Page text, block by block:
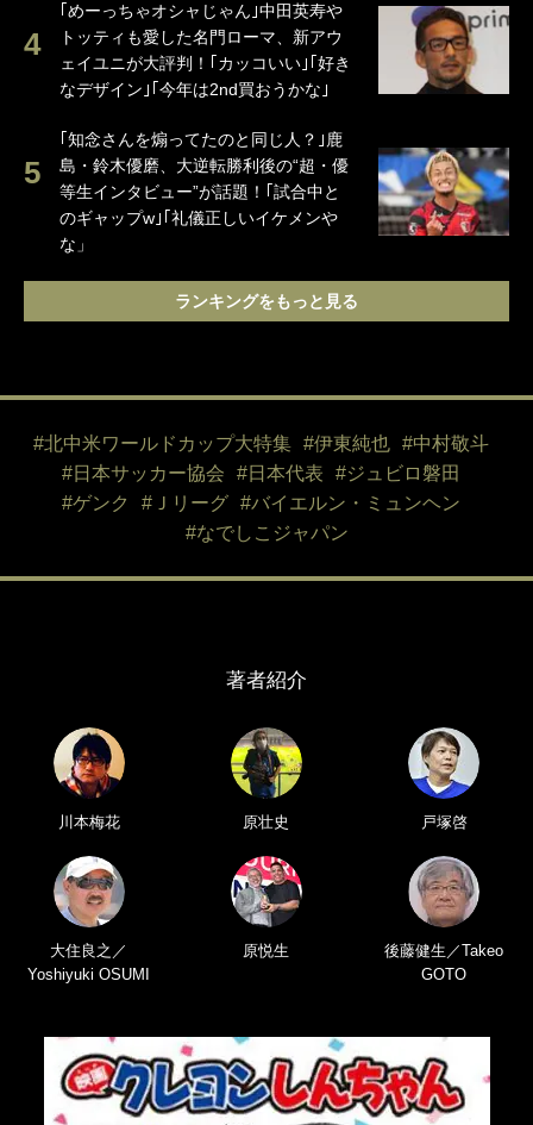
｢めーっちゃオシャじゃん｣中田英寿や
トッティも愛した名門ローマ、新アウ
ェイユニが大評判！｢カッコいい｣｢好き
なデザイン｣｢今年は2nd買おうかな｣
｢知念さんを煽ってたのと同じ人？｣鹿
島・鈴木優磨、大逆転勝利後の“超・優
等生インタビュー”が話題！｢試合中と
のギャップw｣｢礼儀正しいイケメンや
な」
ランキングをもっと見る
#北中米ワールドカップ大特集 #伊東純也
#中村敬斗
#日本サッカー協会
#日本代表
#ジュビロ磐田
#ゲンク
#Ｊリーグ
#バイエルン・ミュンヘン
#なでしこジャパン
著者紹介
川本梅花 原壮史 戸塚啓
大住良之／
Yoshiyuki OSUMI
原悦生
後藤健生／Takeo
GOTO